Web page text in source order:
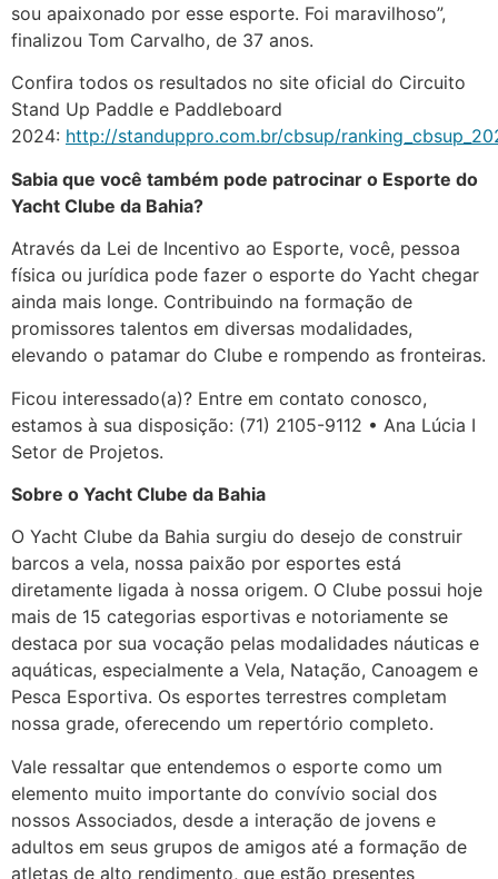
sou apaixonado por esse esporte. Foi maravilhoso”,
finalizou Tom Carvalho, de 37 anos.
Confira todos os resultados no site oficial do Circuito
Stand Up Paddle e Paddleboard
2024: http://standuppro.com.br/cbsup/
Sabia que você também pode patrocinar o Esporte do
Yacht Clube da Bahia?
Através da Lei de Incentivo ao Esporte, você, pessoa
física ou jurídica pode fazer o esporte do Yacht chegar
ainda mais longe. Contribuindo na formação de
promissores talentos em diversas modalidades,
elevando o patamar do Clube e rompendo as fronteiras.
Ficou interessado(a)? Entre em contato conosco,
estamos à sua disposição: (71) 2105-9112 • Ana Lúcia I
Setor de Projetos.
Sobre o Yacht Clube da Bahia
O Yacht Clube da Bahia surgiu do desejo de construir
barcos a vela, nossa paixão por esportes está
diretamente ligada à nossa origem. O Clube possui hoje
mais de 15 categorias esportivas e notoriamente se
destaca por sua vocação pelas modalidades náuticas e
aquáticas, especialmente a Vela, Natação, Canoagem e
Pesca Esportiva. Os esportes terrestres completam
nossa grade, oferecendo um repertório completo.
Vale ressaltar que entendemos o esporte como um
elemento muito importante do convívio social dos
nossos Associados, desde a interação de jovens e
adultos em seus grupos de amigos até a formação de
atletas de alto rendimento, que estão presentes